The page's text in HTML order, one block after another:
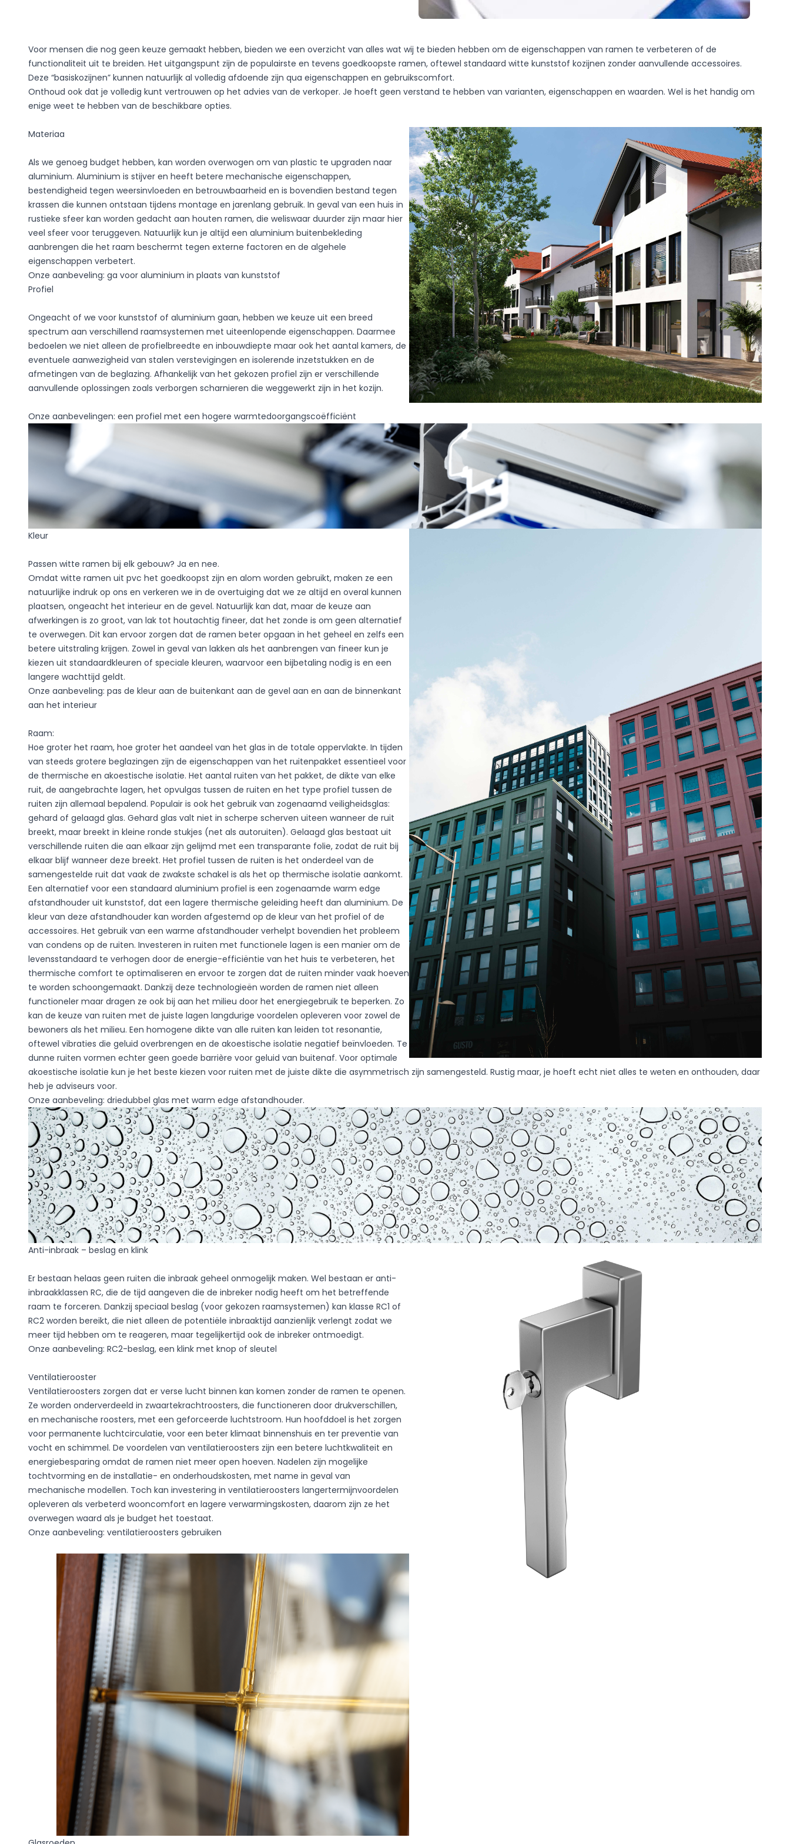
Wij gebruiken cookies om inhoud en advertenties te personaliseren, sociale mediafuncties aan te bieden en het
verkeer op onze website te analyseren. Wij delen informatie over uw gebruik van onze website met onze sociale
media-, advertentie- en analydepartners. Deze partners kunnen deze informatie combineren met andere
gegevens die zij van u hebben ontvangen of hebben verzameld tijdens uw gebruik van hun diensten.
Marketing
Marketingcookies worden gebruikt om gebruikers op websites te volgen. Het doel is om advertenties weer te
geven die relevant en interessant zijn voor individuele gebruikers en daarmee waardevoller zijn voor uitgevers en
adverteerders van derden.
Essentieel
Essentiële cookies zijn cruciaal voor de basisfunctionaliteit van de website en de site zal niet correct werken
zonder deze cookies. Deze cookies slaan geen persoonlijk identificeerbare gegevens op.
Niet-geclassificeerd
Niet-geclassificeerde cookies zijn cookies die nog worden geclassificeerd, samen met de leveranciers van
individuele cookies.
Voorkeuren
Voorkeurscookies stellen de website in staat om informatie te onthouden die het uiterlijk of de functionaliteit van
de site verandert, zoals uw voorkeurstaal of de regio waarin u zich bevindt.
Statistieken
Statistische cookies helpen website-eigenaren te begrijpen hoe verschillende gebruikers zich op de site gedragen
Alles weigeren Mijn voorkeuren opslaan
Door dit formulier in te vullen en op te sturen, ga je akkoord met de verwerking van je persoonsgegevens door Okno-Pol
Sp. z o.o. als verwerkingsverantwoordelijke overeenkomstig de wet bescherming persoonsgegevens van 29 augustus
en de Raad van 27 april 2016 betreffende de bescherming van natuurlijke personen in verband met de verwerking van
persoonsgegevens en betreffende het vrije verkeer van die gegevens en tot intrekking van Richtlijn 95/46/EG (Europees
Verzenden
Voor mensen die nog geen keuze gemaakt hebben, bieden we een overzicht van alles wat wij te bieden hebben om de eigenschappen van ramen te verbeteren of de
functionaliteit uit te breiden. Het uitgangspunt zijn de populairste en tevens goedkoopste ramen, oftewel standaard witte kunststof kozijnen zonder aanvullende accessoires.
Deze “basiskozijnen” kunnen natuurlijk al volledig afdoende zijn qua eigenschappen en gebruikscomfort.
Onthoud ook dat je volledig kunt vertrouwen op het advies van de verkoper. Je hoeft geen verstand te hebben van varianten, eigenschappen en waarden. Wel is het handig om
enige weet te hebben van de beschikbare opties.
Materiaa
Als we genoeg budget hebben, kan worden overwogen om van plastic te upgraden naar
aluminium. Aluminium is stijver en heeft betere mechanische eigenschappen,
bestendigheid tegen weersinvloeden en betrouwbaarheid en is bovendien bestand tegen
krassen die kunnen ontstaan tijdens montage en jarenlang gebruik. In geval van een huis in
rustieke sfeer kan worden gedacht aan houten ramen, die weliswaar duurder zijn maar hier
veel sfeer voor teruggeven. Natuurlijk kun je altijd een aluminium buitenbekleding
aanbrengen die het raam beschermt tegen externe factoren en de algehele
eigenschappen verbetert.
Onze aanbeveling: ga voor aluminium in plaats van kunststof
Profiel
Ongeacht of we voor kunststof of aluminium gaan, hebben we keuze uit een breed
spectrum aan verschillend raamsystemen met uiteenlopende eigenschappen. Daarmee
bedoelen we niet alleen de profielbreedte en inbouwdiepte maar ook het aantal kamers, de
eventuele aanwezigheid van stalen verstevigingen en isolerende inzetstukken en de
afmetingen van de beglazing. Afhankelijk van het gekozen profiel zijn er verschillende
aanvullende oplossingen zoals verborgen scharnieren die weggewerkt zijn in het kozijn.
Onze aanbevelingen: een profiel met een hogere warmtedoorgangscoëfficiënt
Kleur
Passen witte ramen bij elk gebouw? Ja en nee.
Omdat witte ramen uit pvc het goedkoopst zijn en alom worden gebruikt, maken ze een
natuurlijke indruk op ons en verkeren we in de overtuiging dat we ze altijd en overal kunnen
plaatsen, ongeacht het interieur en de gevel. Natuurlijk kan dat, maar de keuze aan
afwerkingen is zo groot, van lak tot houtachtig fineer, dat het zonde is om geen alternatief
te overwegen. Dit kan ervoor zorgen dat de ramen beter opgaan in het geheel en zelfs een
betere uitstraling krijgen. Zowel in geval van lakken als het aanbrengen van fineer kun je
kiezen uit standaardkleuren of speciale kleuren, waarvoor een bijbetaling nodig is en een
langere wachttijd geldt.
Onze aanbeveling: pas de kleur aan de buitenkant aan de gevel aan en aan de binnenkant
aan het interieur
Raam:
Hoe groter het raam, hoe groter het aandeel van het glas in de totale oppervlakte. In tijden
van steeds grotere beglazingen zijn de eigenschappen van het ruitenpakket essentieel voor
de thermische en akoestische isolatie. Het aantal ruiten van het pakket, de dikte van elke
ruit, de aangebrachte lagen, het opvulgas tussen de ruiten en het type profiel tussen de
ruiten zijn allemaal bepalend. Populair is ook het gebruik van zogenaamd veiligheidsglas:
gehard of gelaagd glas. Gehard glas valt niet in scherpe scherven uiteen wanneer de ruit
breekt, maar breekt in kleine ronde stukjes (net als autoruiten). Gelaagd glas bestaat uit
verschillende ruiten die aan elkaar zijn gelijmd met een transparante folie, zodat de ruit bij
elkaar blijf wanneer deze breekt. Het profiel tussen de ruiten is het onderdeel van de
samengestelde ruit dat vaak de zwakste schakel is als het op thermische isolatie aankomt.
Een alternatief voor een standaard aluminium profiel is een zogenaamde warm edge
afstandhouder uit kunststof, dat een lagere thermische geleiding heeft dan aluminium. De
kleur van deze afstandhouder kan worden afgestemd op de kleur van het profiel of de
accessoires. Het gebruik van een warme afstandhouder verhelpt bovendien het probleem
van condens op de ruiten. Investeren in ruiten met functionele lagen is een manier om de
levensstandaard te verhogen door de energie-efficiëntie van het huis te verbeteren, het
thermische comfort te optimaliseren en ervoor te zorgen dat de ruiten minder vaak hoeven
te worden schoongemaakt. Dankzij deze technologieën worden de ramen niet alleen
functioneler maar dragen ze ook bij aan het milieu door het energiegebruik te beperken. Zo
kan de keuze van ruiten met de juiste lagen langdurige voordelen opleveren voor zowel de
bewoners als het milieu. Een homogene dikte van alle ruiten kan leiden tot resonantie,
oftewel vibraties die geluid overbrengen en de akoestische isolatie negatief beïnvloeden. Te
dunne ruiten vormen echter geen goede barrière voor geluid van buitenaf. Voor optimale
akoestische isolatie kun je het beste kiezen voor ruiten met de juiste dikte die asymmetrisch zijn samengesteld. Rustig maar, je hoeft echt niet alles te weten en onthouden, daar
heb je adviseurs voor.
Onze aanbeveling: driedubbel glas met warm edge afstandhouder.
Anti-inbraak – beslag en klink
Er bestaan helaas geen ruiten die inbraak geheel onmogelijk maken. Wel bestaan er anti-
inbraakklassen RC, die de tijd aangeven die de inbreker nodig heeft om het betreffende
raam te forceren. Dankzij speciaal beslag (voor gekozen raamsystemen) kan klasse RC1 of
RC2 worden bereikt, die niet alleen de potentiële inbraaktijd aanzienlijk verlengt zodat we
meer tijd hebben om te reageren, maar tegelijkertijd ook de inbreker ontmoedigt.
Onze aanbeveling: RC2-beslag, een klink met knop of sleutel
Ventilatierooster
Ventilatieroosters zorgen dat er verse lucht binnen kan komen zonder de ramen te openen.
Ze worden onderverdeeld in zwaartekrachtroosters, die functioneren door drukverschillen,
en mechanische roosters, met een geforceerde luchtstroom. Hun hoofddoel is het zorgen
voor permanente luchtcirculatie, voor een beter klimaat binnenshuis en ter preventie van
vocht en schimmel. De voordelen van ventilatieroosters zijn een betere luchtkwaliteit en
energiebesparing omdat de ramen niet meer open hoeven. Nadelen zijn mogelijke
tochtvorming en de installatie- en onderhoudskosten, met name in geval van
mechanische modellen. Toch kan investering in ventilatieroosters langertermijnvoordelen
opleveren als verbeterd wooncomfort en lagere verwarmingskosten, daarom zijn ze het
overwegen waard als je budget het toestaat.
Onze aanbeveling: ventilatieroosters gebruiken